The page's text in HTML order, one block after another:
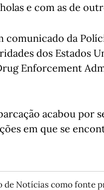
e com as de
comunicado da
dos Estados
Enforcement
acabou por
em que se
de Notícias como fonte